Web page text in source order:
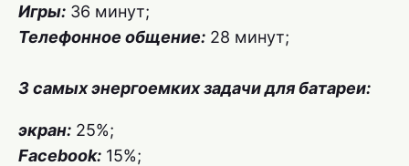
Игры: 36 минут;
Телефонное общение: 28 минут;
3 самых энергоемких задачи для батареи:
экран: 25%;
Facebook: 15%;